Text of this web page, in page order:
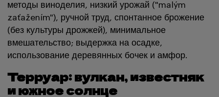
методы виноделия, низкий урожай ("malým
zaťažením"), ручной труд, спонтанное брожение
(без культуры дрожжей), минимальное
вмешательство; выдержка на осадке,
использование деревянных бочек и амфор.
Терруар: вулкан, известняк
и южное солнце